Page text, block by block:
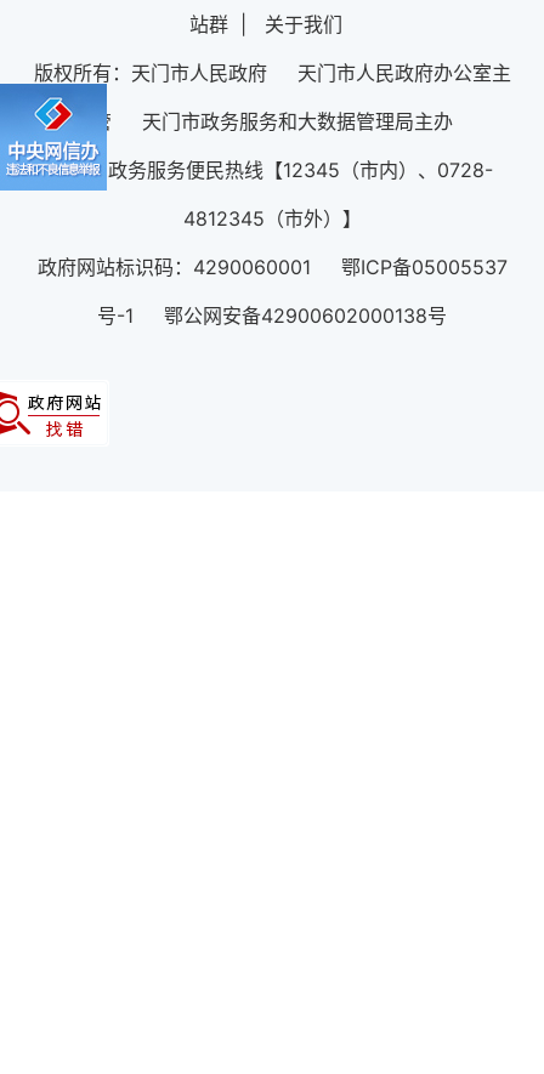
站群
关于我们
版权所有：天门市人民政府 天门市人民政府办公室主
管 天门市政务服务和大数据管理局主办
12345政务服务便民热线【12345（市内）、0728-
4812345（市外）】
政府网站标识码：4290060001 鄂ICP备05005537
号-1 鄂公网安备42900602000138号